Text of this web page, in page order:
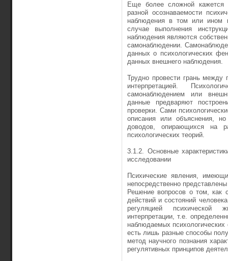
Еще более сложной кажется
разной осознаваемости
наблюдения в том или ином
случае выполнения
наблюдения являются
самонаблюдении.
данных о психологических
данных внешнего наблюдения.
Трудно провести грань
интерпретацией.
самонаблюдением или
данные предваряют
проверки. Сами
описания или объяс­нения,
доводов, опирающихся на
психологических теорий.
3.1.2. Основные
исследовании
Психические явления,
непосредственно
Решение вопросов о том, как
действий и состояний
регуля­цией психической
интерпретации, т.е.
наблюдаемых
есть лишь разные способы
метод научного познания
регулятивных принципов